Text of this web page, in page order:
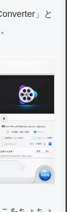
」と